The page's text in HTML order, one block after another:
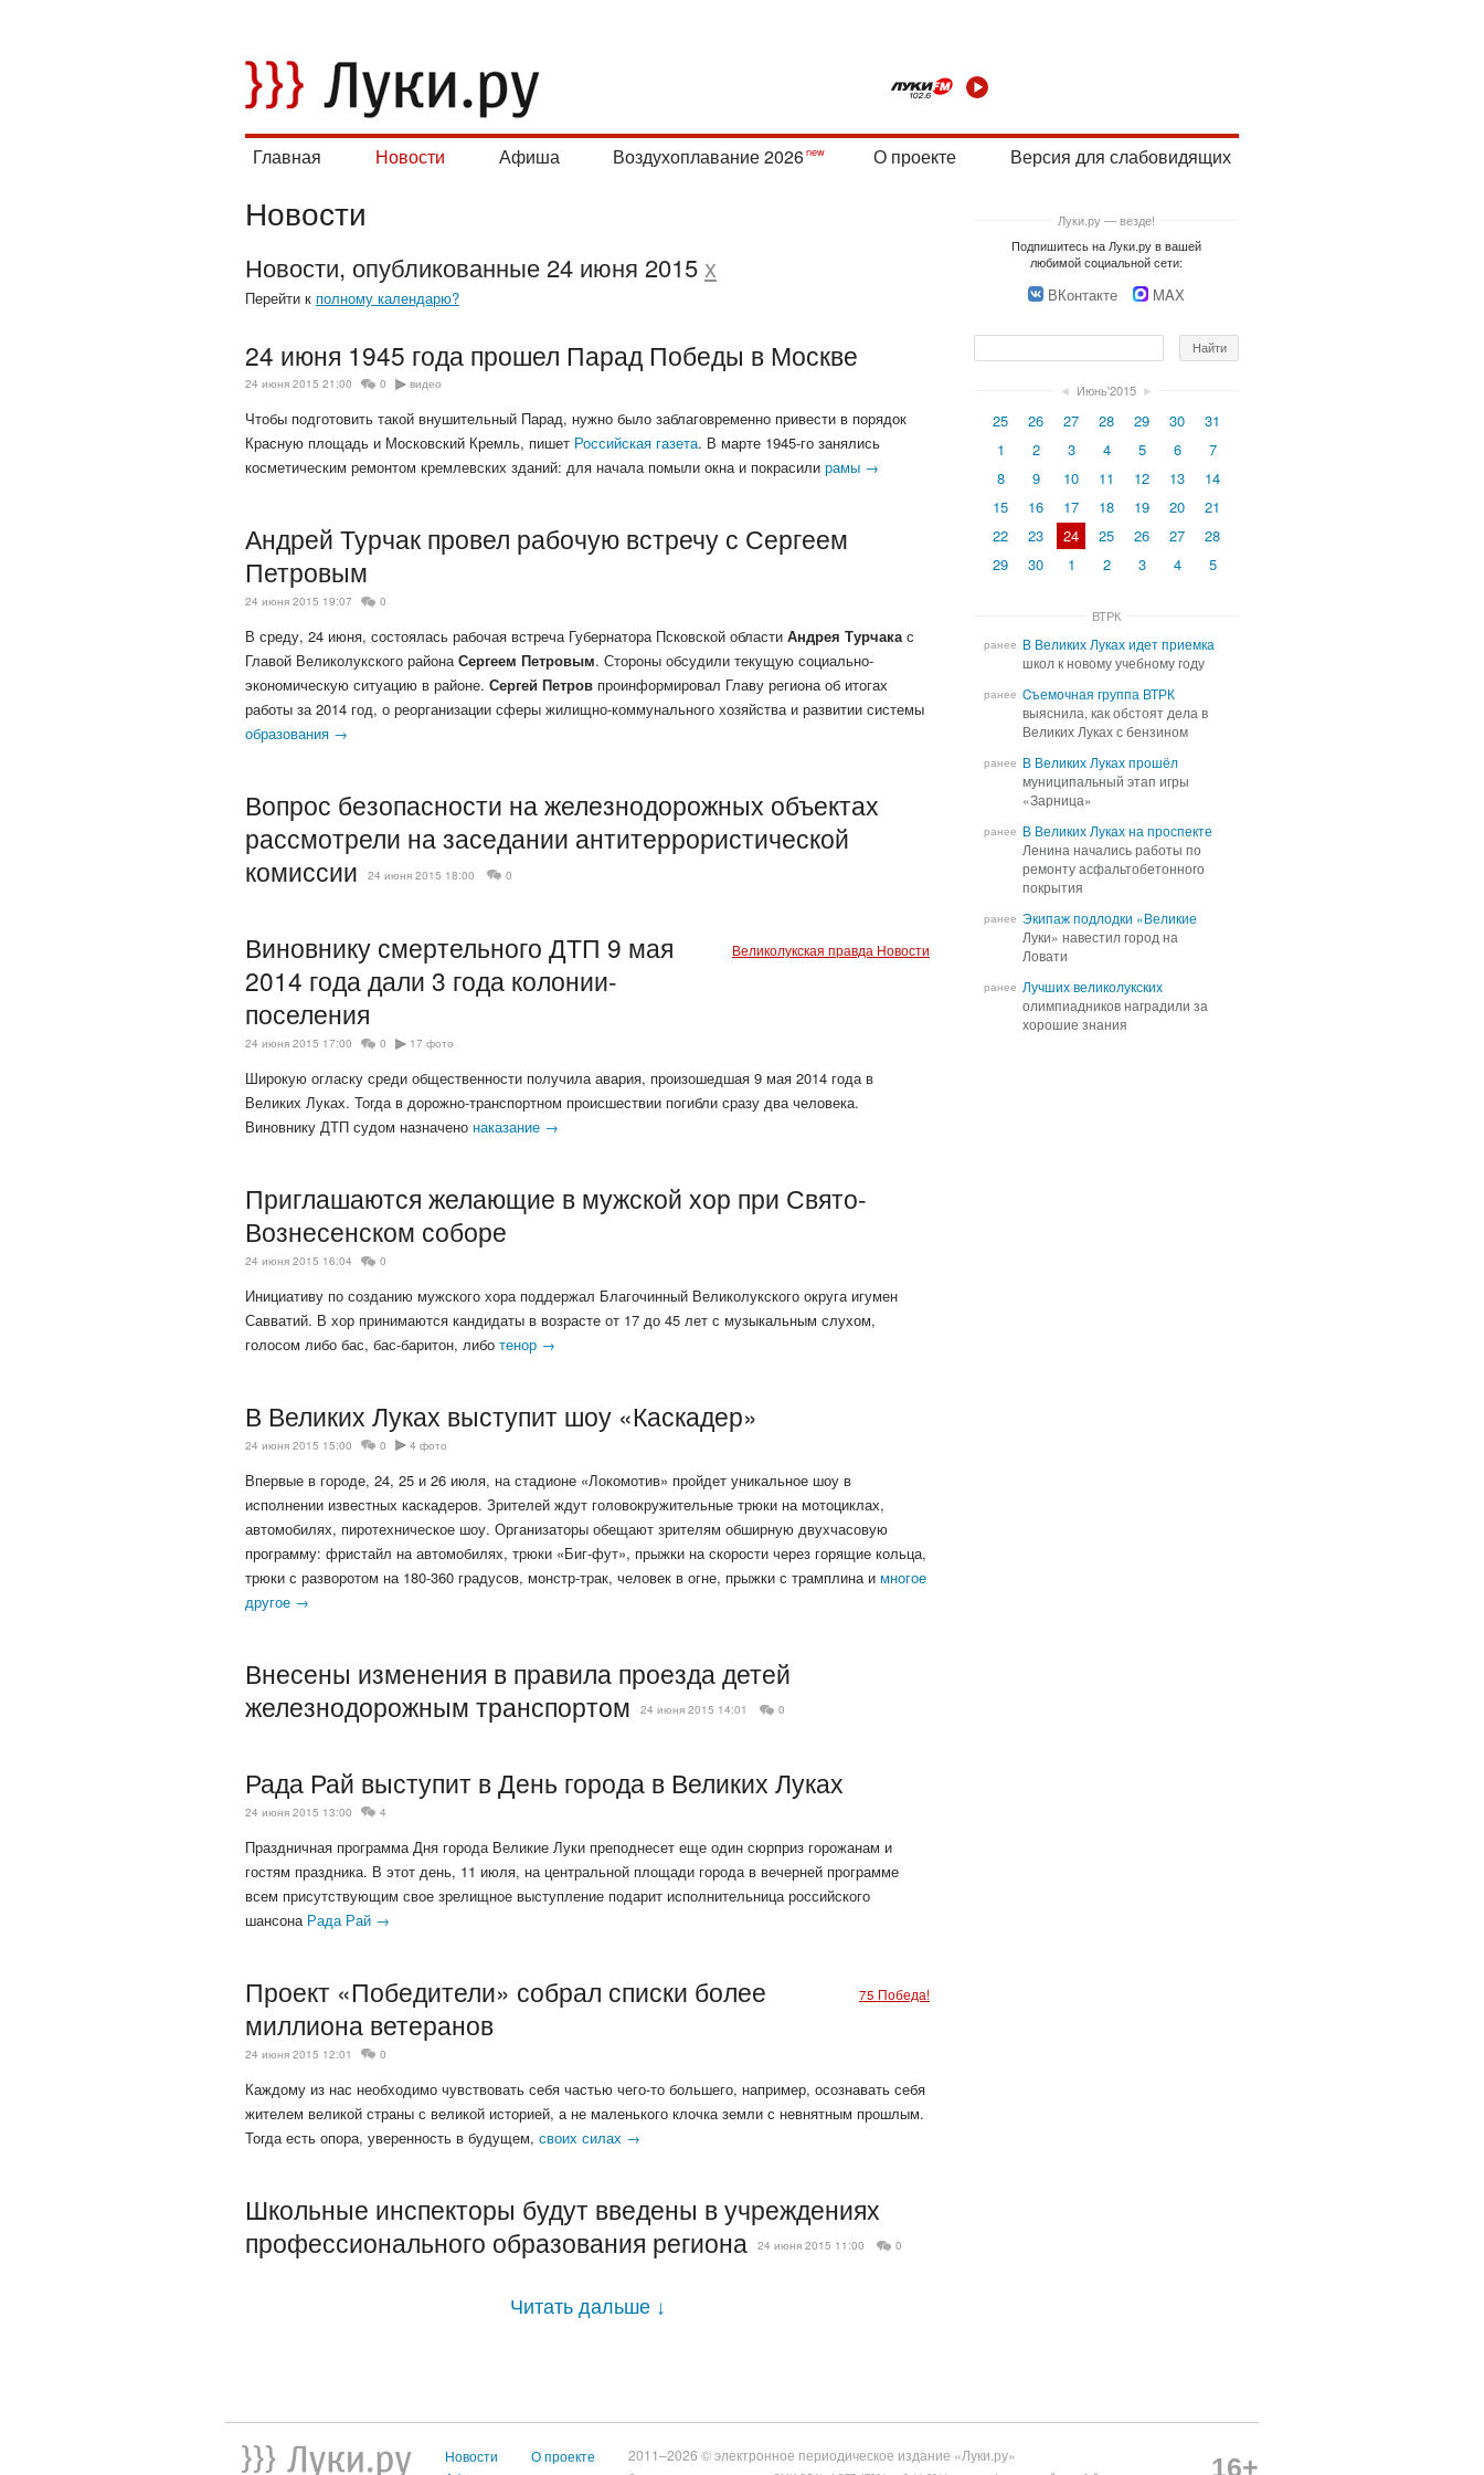
Главная Новости Афиша Воздухоплавание 2026 О проекте Версия для слабовидящих
Новости
Новости, опубликованные 24 июня 2015 x
Перейти к полному календарю?
24 июня 1945 года прошел Парад Победы в Москве
24 июня 2015 21:00 0 видео
Чтобы подготовить такой внушительный Парад, нужно было заблаговременно привести в порядок
Красную площадь и Московский Кремль, пишет Российская газета. В марте 1945-го занялись
косметическим ремонтом кремлевских зданий: для начала помыли окна и покрасили рамы →
Андрей Турчак провел рабочую встречу с Сергеем
Петровым
24 июня 2015 19:07 0
В среду, 24 июня, состоялась рабочая встреча Губернатора Псковской области Андрея Турчакас
Главой Великолукского районаСергеем Петровым. Стороны обсудили текущую социально-
экономическую ситуацию в районе. Сергей Петров проинформировал Главу региона об итогах
работы за 2014 год, о реорганизации сферы жилищно-коммунального хозяйства и развитии системы
образования →
Вопрос безопасности на железнодорожных объектах
рассмотрели на заседании антитеррористической
комиссии
24 июня 2015 18:00 0
Виновнику смертельного ДТП 9 мая
2014 года дали 3 года колонии-
поселения
Великолукская правда Новости
24 июня 2015 17:00 0 17 фото
Широкую огласку среди общественности получила авария, произошедшая 9 мая 2014 года в
Великих Луках. Тогда в дорожно-транспортном происшествии погибли сразу два человека.
Виновнику ДТП судом назначено наказание →
Приглашаются желающие в мужской хор при Свято-
Вознесенском соборе
24 июня 2015 16:04 0
Инициативу по созданию мужского хора поддержал Благочинный Великолукского округа игумен
Савватий. В хор принимаются кандидаты в возрасте от 17 до 45 лет с музыкальным слухом,
голосом либо бас, бас-баритон, либо тенор →
В Великих Луках выступит шоу «Каскадер»
24 июня 2015 15:00 0 4 фото
Впервые в городе, 24, 25 и 26 июля, на стадионе «Локомотив» пройдет уникальное шоу в
исполнении известных каскадеров. Зрителей ждут головокружительные трюки на мотоциклах,
автомобилях, пиротехническое шоу. Организаторы обещают зрителям обширную двухчасовую
программу: фристайл на автомобилях, трюки «Биг-фут», прыжки на скорости через горящие кольца,
трюки с разворотом на 180-360 градусов, монстр-трак, человек в огне, прыжки с трамплина и многое
другое →
Внесены изменения в правила проезда детей
железнодорожным транспортом
24 июня 2015 14:01 0
Рада Рай выступит в День города в Великих Луках
24 июня 2015 13:00 4
Праздничная программа Дня города Великие Луки преподнесет еще один сюрприз горожанам и
гостям праздника. В этот день, 11 июля, на центральной площади города в вечерней программе
всем присутствующим свое зрелищное выступление подарит исполнительница российского
шансона Рада Рай →
Проект «Победители» собрал списки более
миллиона ветеранов
75 Победа!
24 июня 2015 12:01 0
Каждому из нас необходимо чувствовать себя частью чего-то большего, например, осознавать себя
жителем великой страны с великой историей, а не маленького клочка земли с невнятным прошлым.
Тогда есть опора, уверенность в будущем, своих силах →
Школьные инспекторы будут введены в учреждениях
профессионального образования региона
24 июня 2015 11:00 0
Читать дальше↓
Луки.ру — везде!
Подпишитесь на Луки.ру в вашей
любимой социальной сети:
ВКонтакте MAX
◄ Июнь'2015 ►
25 26 27 28 29 30
31
1
2 3 4 5 6
7
8
9 10 11 12 13
14
15
16 17 18 19 20
21
22
23 24 25 26 27
28
29
30 1 2 3 4 5
ВТРК
ранее В Великих Луках идет приемка
школ к новому учебному году
В Великих Луках идет приемка
школ к новому учебному году
ранее Cъемочная группа ВТРК
выяснила, как обстоят дела в
Великих Луках с бензином
Cъемочная группа ВТРК
выяснила, как обстоят дела в
Великих Луках с бензином
ранее В Великих Луках прошёл
муниципальный этап игры
«Зарница»
В Великих Луках прошёл
муниципальный этап игры
«Зарница»
ранее В Великих Луках на проспекте
Ленина начались работы по
ремонту асфальтобетонного
покрытия
В Великих Луках на проспекте
Ленина начались работы по
ремонту асфальтобетонного
покрытия
ранее Экипаж подлодки «Великие
Луки» навестил город на
Ловати
Экипаж подлодки «Великие
Луки» навестил город на
Ловати
ранее Лучших великолукских
олимпиадников наградили за
хорошие знания
Лучших великолукских
олимпиадников наградили за
хорошие знания
Новости
О проекте 2011–2026 © электронное периодическое издание «Луки.ру» 16+